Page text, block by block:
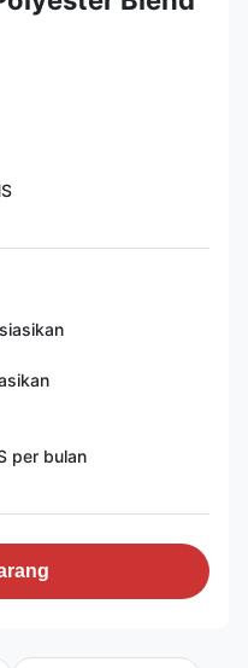
per bulan